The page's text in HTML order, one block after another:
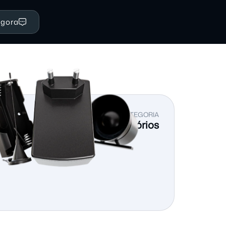
VER CATEGORIA
Principais Acessórios